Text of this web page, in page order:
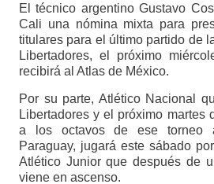
El técnico argentino Gustavo
Cali una nómina mixta para
titulares para el último partido de
Libertadores, el próximo
recibirá al Atlas de México.
Por su parte, Atlético Nacional
Libertadores y el próximo martes
a los octavos de ese torneo
Paraguay, jugará este sábado
Atlético Junior que después de
viene en ascenso.